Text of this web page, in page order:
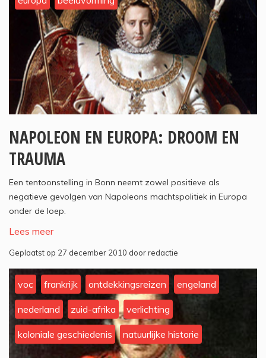
NAPOLEON EN EUROPA: DROOM EN
TRAUMA
Een tentoonstelling in Bonn neemt zowel positieve als
negatieve gevolgen van Napoleons machtspolitiek in Europa
onder de loep.
Lees meer
Geplaatst op 27 december 2010 door redactie
voc frankrijk ontdekkingsreizen engeland
nederland zuid-afrika verlichting
koloniale geschiedenis natuurlijke historie